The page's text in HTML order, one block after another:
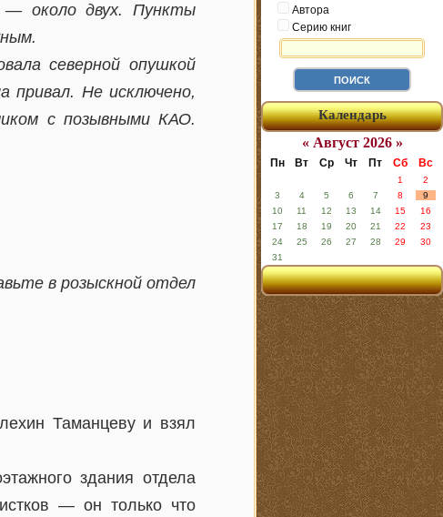
— около двух. Пункты
северной опушкой
привал. Не исключено,
с позывными КАО.
в розыскной отдел
Таманцеву и взял
здания отдела
— он только что
Автора
Серию книг
Календарь
« Август 2026 »
Пн Вт Ср Чт Пт Сб Вс
1
2
3
4 5 6 7 8
9
10
11 12 13 14 15
16
17
18 19 20 21 22
23
24
25 26 27 28 29
30
31